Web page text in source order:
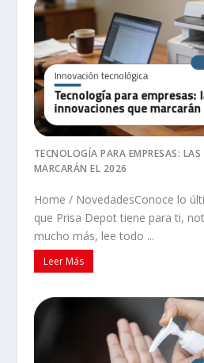
TECNOLOGÍA PARA EMPRESAS:
MARCARÁN EL 2026
Home / NovedadesConoce lo
que Prisa Depot tiene para ti,
mucho más, lee todo ...
Leer Más